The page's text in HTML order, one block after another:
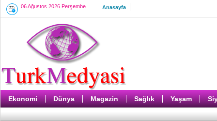
06 Ağustos 2026 Perşembe Anasayfa
Ekonomi Dünya Magazin Sağlık Yaşam